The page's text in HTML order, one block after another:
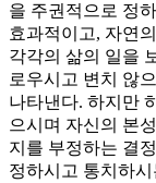
을 주권적으로 정
효과적이고, 자연
각각의 삶의 일을
로우시고 변치 않
나타낸다. 하지만
으시며 자신의 본
지를 부정하는 결
정하시고 통치하